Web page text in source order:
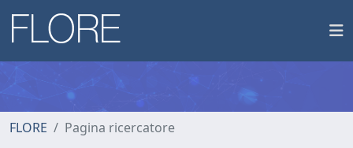
FLORE Pagina ricercatore